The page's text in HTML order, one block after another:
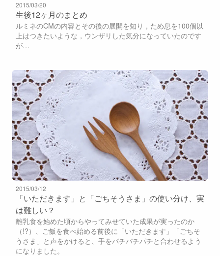
2015/03/20
生後12ヶ月のまとめ
ルミネのCMの内容とその後の展開を知り，ため息を100個以
上はつきたいような，ウンザリした気分になっていたのです
が…
2015/03/12
「いただきます」と「ごちそうさま」の使い分け、実
は難しい？
離乳食を始めた頃からやってみせていた成果が実ったのか
（!?）、ご飯を食べ始める前後に「いただきます」「ごちそ
うさま」と声をかけると、手をパチパチパチと合わせるよう
になりました。